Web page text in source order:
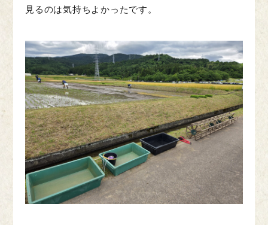
見るのは気持ちよかったです。